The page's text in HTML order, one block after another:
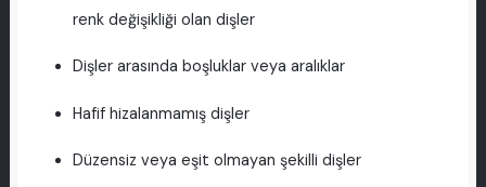
renk değişikliği olan dişler
Dişler arasında boşluklar veya aralıklar
Hafif hizalanmamış dişler
Düzensiz veya eşit olmayan şekilli dişler